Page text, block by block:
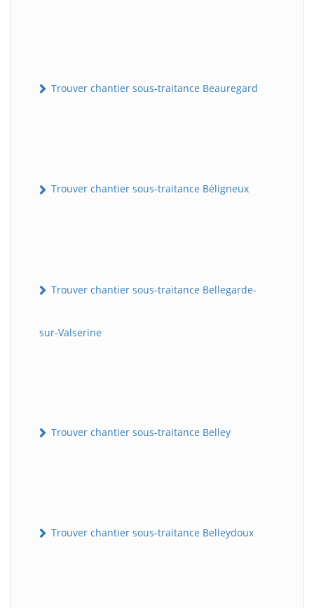
Trouver chantier sous-traitance Beauregard
Trouver chantier sous-traitance Béligneux
Trouver chantier sous-traitance Bellegarde-
sur-Valserine
Trouver chantier sous-traitance Belley
Trouver chantier sous-traitance Belleydoux